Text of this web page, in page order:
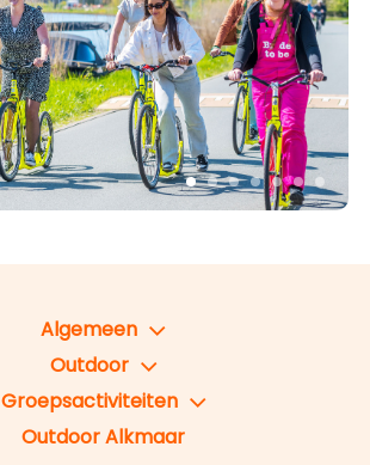
Algemeen
Outdoor
Groepsactiviteiten
Outdoor Alkmaar